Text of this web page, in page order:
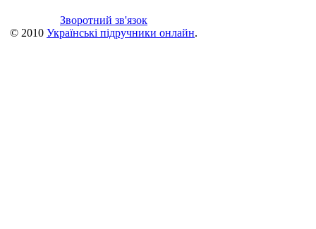
Зворотний зв'язок
© 2010 Українські підручники онлайн.